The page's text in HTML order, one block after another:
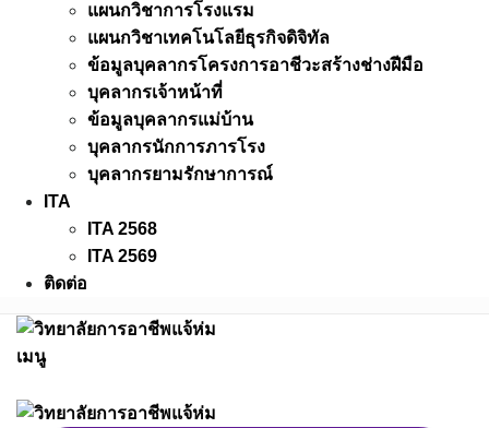
แผนกวิชาการโรงแรม
แผนกวิชาเทคโนโลยีธุรกิจดิจิทัล
ข้อมูลบุคลากรโครงการอาชีวะสร้างช่างฝีมือ
บุคลากรเจ้าหน้าที่
ข้อมูลบุคลากรแม่บ้าน
บุคลากรนักการภารโรง
บุคลากรยามรักษาการณ์
ITA
ITA 2568
ITA 2569
ติดต่อ
เมนู